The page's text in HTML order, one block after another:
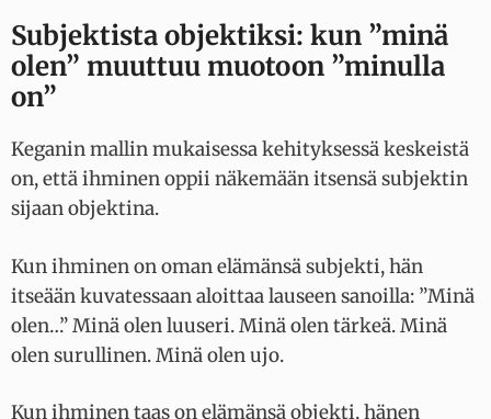
Subjektista objektiksi: kun ”minä
olen” muuttuu muotoon ”minulla
on”
Keganin mallin mukaisessa kehityksessä keskeistä
on, että ihminen oppii näkemään itsensä subjektin
sijaan objektina.
Kun ihminen on oman elämänsä subjekti, hän
itseään kuvatessaan aloittaa lauseen sanoilla: ”Minä
olen…” Minä olen luuseri. Minä olen tärkeä. Minä
olen surullinen. Minä olen ujo.
Kun ihminen taas on elämänsä objekti, hänen